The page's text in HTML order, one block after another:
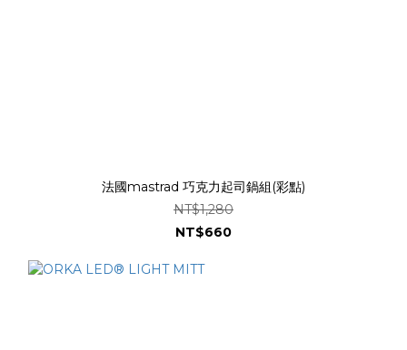
法國mastrad 巧克力起司鍋組(彩點)
NT$1,280
NT$660